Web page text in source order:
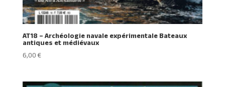
AT18 – Archéologie navale expérimentale Bateaux
antiques et médiévaux
6,00€